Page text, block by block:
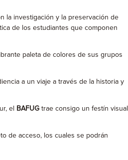
la investigación y la preservación de
de los estudiantes que componen
paleta de colores de sus grupos
a un viaje a través de la historia y
el BAFUG trae consigo un festín visual
de acceso, los cuales se podrán